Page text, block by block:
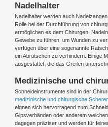
Nadelhalter
Nadelhalter werden auch
Rolle bei der Durchführung von
ermöglichen es dem Chirurgen,
Gewebe zu führen, um Wunden zu
verfügen über eine sogenannte
ein Abrutschen zu verhindern. Einige
ausgestattet, die das Greifen
Medizinische und
Schneideinstrumente sind in der
medizinische und chirurgische
eignen sich hervorragend zum
Gipsverbänden oder anderem
dagegen präziser und werden für